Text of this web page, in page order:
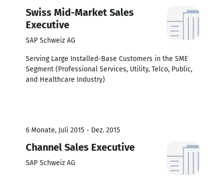
Swiss Mid-Market Sales
Executive
SAP Schweiz AG
Serving Large Installed-Base Customers in the SME
Segment (Professional Services, Utility, Telco, Public,
and Healthcare Industry)
6 Monate, Juli 2015 - Dez. 2015
Channel Sales Executive
SAP Schweiz AG